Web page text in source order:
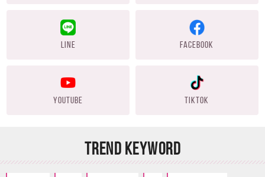
LINE FACEBOOK
YOUTUBE TIKTOK
TREND KEYWORD